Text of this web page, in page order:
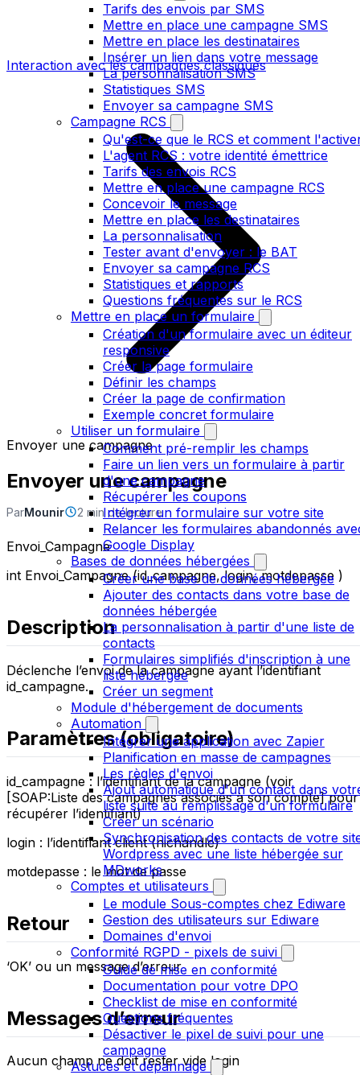
Tarifs des envois par SMS
Mettre en place une campagne SMS
Mettre en place les destinataires
Insérer un lien dans votre message
La personnalisation SMS
Statistiques SMS
Envoyer sa campagne SMS
Campagne RCS
Qu'est-ce que le RCS et comment
L'agent RCS : votre identité émettrice
Tarifs des envois RCS
Mettre en place une campagne RCS
Concevoir le message
Mettre en place les destinataires
La personnalisation
Tester avant d'envoyer : le BAT
Envoyer sa campagne RCS
Statistiques et rapports
Questions fréquentes sur le RCS
Mettre en place un formulaire
Création d'un formulaire avec un éditeur
responsive
Créer la page formulaire
Définir les champs
Créer la page de confirmation
Exemple concret formulaire
Utiliser un formulaire
Comment pré-remplir les champs
Faire un lien vers un formulaire à partir
d'une campagne
Récupérer les coupons
Intégrer un formulaire sur votre site
Relancer les formulaires abandonnés
Google Display
Bases de données hébergées
Créer une base de données hébergée
Ajouter des contacts dans votre base de
données hébergée
La personnalisation à partir d'une liste de
contacts
Formulaires simplifiés d'inscription à une
liste hébergée
Créer un segment
Module d'hébergement de documents
Automation
Intégrer une application avec Zapier
Planification en masse de campagnes
Les règles d'envoi
Ajout automatique d'un contact dans
liste suite au remplissage d'un formulaire
Créer un scénario
Synchronisation des contacts de votre
Wordpress avec une liste hébergée sur
MDworks
Comptes et utilisateurs
Le module Sous-comptes chez Ediware
Gestion des utilisateurs sur Ediware
Domaines d'envoi
Conformité RGPD - pixels de suivi
Guide de mise en conformité
Documentation pour votre DPO
Checklist de mise en conformité
Questions fréquentes
Désactiver le pixel de suivi pour une
campagne
Astuces et dépannage
Interaction avec les campagnes classiques
Envoyer une campagne
Envoyer une campagne
ParMounir 2 min de lecture
Envoi_Campagne
int Envoi_Campagne (id_campagne, login, motdepasse )
Description
Déclenche l’envoi de la campagne ayant l’identifiant
id_campagne.
Paramètres (obligatoire)
id_campagne : l’identifiant de la campagne (voir
[SOAP:Liste des campagnes associés à son compte] pour
récupérer l’identifiant)
login : l’identifiant client (nichandle)
motdepasse : le mot de passe
Retour
‘OK’ ou un message d’erreur
Messages d’erreur
Aucun champ ne doit rester vide login